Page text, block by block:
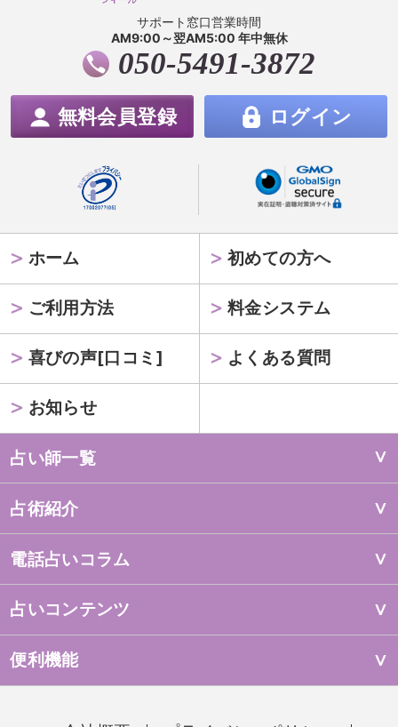
サポート窓口営業時間
AM9:00～翌AM5:00 年中無休
050-5491-3872
無料会員登録 ログイン
ホーム 初めての方へ
ご利用方法 料金システム
喜びの声[口コミ] よくある質問
お知らせ
占い師一覧
占術紹介
電話占いコラム
占いコンテンツ
便利機能